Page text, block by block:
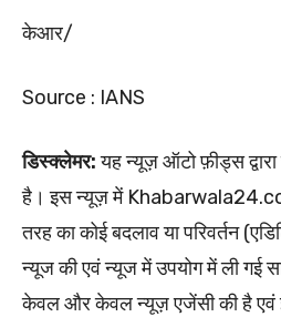
केआर/
Source : IANS
डिस्क्लेमर:यह न्यूज़ ऑटो फ़ीड्स
है। इस न्यूज़ में
तरह का कोई बदलाव या परिवर्तन
न्यूज की एवं न्यूज में उपयोग में ली गई
केवल और केवल न्यूज़ एजेंसी की है एवं